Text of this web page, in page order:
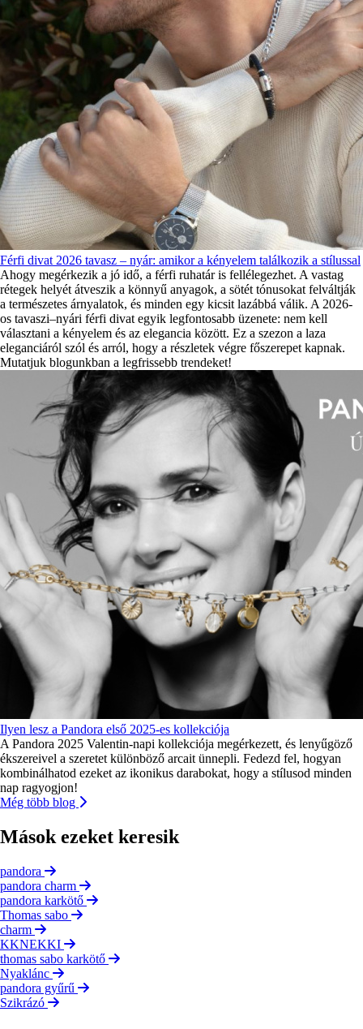
Férfi divat 2026 tavasz – nyár: amikor a kényelem találkozik a stílussal
Ahogy megérkezik a jó idő, a férfi ruhatár is fellélegezhet. A vastag
rétegek helyét átveszik a könnyű anyagok, a sötét tónusokat felváltják
a természetes árnyalatok, és minden egy kicsit lazábbá válik. A 2026-
os tavaszi–nyári férfi divat egyik legfontosabb üzenete: nem kell
választani a kényelem és az elegancia között. Ez a szezon a laza
eleganciáról szól és arról, hogy a részletek végre főszerepet kapnak.
Mutatjuk blogunkban a legfrissebb trendeket!
Ilyen lesz a Pandora első 2025-es kollekciója
A Pandora 2025 Valentin-napi kollekciója megérkezett, és lenyűgöző
ékszereivel a szeretet különböző arcait ünnepli. Fedezd fel, hogyan
kombinálhatod ezeket az ikonikus darabokat, hogy a stílusod minden
nap ragyogjon!
Még több blog
Mások ezeket keresik
pandora
pandora charm
pandora karkötő
Thomas sabo
charm
KKNEKKI
thomas sabo karkötő
Nyaklánc
pandora gyűrű
Szikrázó